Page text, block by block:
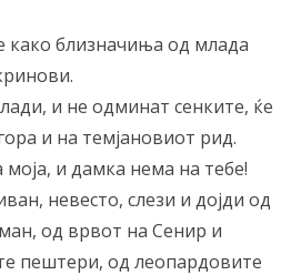
како близначиња од млада
и не одминат сенките, ќе
и на темјановиот рид.
и дамка нема на тебе!
невесто, слези и дојди од
од врвот на Сенир и
пештери, од леопардовите